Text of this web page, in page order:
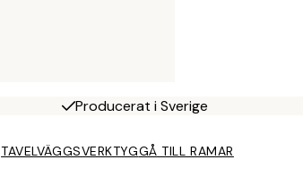
Producerat i Sverige
TAVELVÄGGSVERKTYGGÅ TILL RAMAR